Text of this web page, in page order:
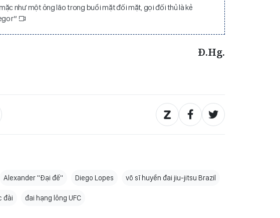
như một ông lão trong buổi mặt đối mặt, gọi đối thủ là kẻ
Đ.Hg.
Alexander "Đại đế" Diego Lopes võ sĩ huyền đai jiu-jitsu Brazil
đài đai hạng lông UFC